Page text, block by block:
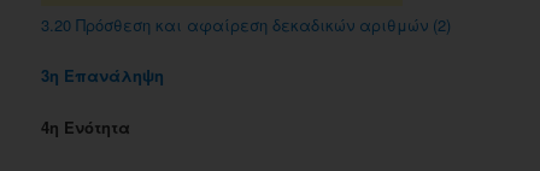
3.20 Πρόσθεση και αφαίρεση δεκαδικών αριθμών (2)
3η Επανάληψη
4η Ενότητα